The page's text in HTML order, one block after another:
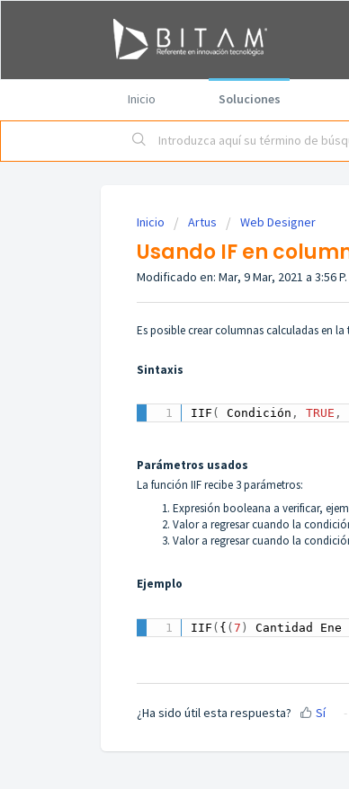
Inicio Soluciones
Inicio Artus Web Designer
Usando IF en
Modificado en: Mar, 9 Mar, 2021 a 3:56 P.
Es posible crear columnas calculadas en
Sintaxis
IIF ( Condición , TRUE ,
Parámetros usados
La función IIF recibe 3 parámetros:
Expresión booleana a verificar,
Valor a regresar cuando la
Valor a regresar cuando la
Ejemplo
IIF ( { (7 ) Cantidad Ene
¿Ha sido útil esta respuesta? Sí